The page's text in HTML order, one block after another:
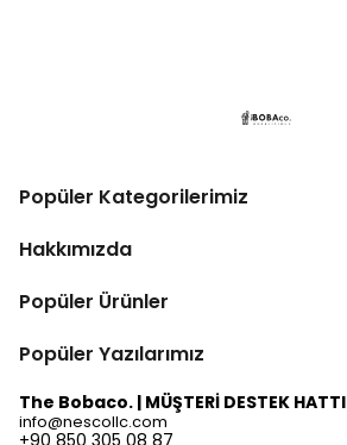
Popüler Kategorilerimiz
Hakkımızda
Popüler Ürünler
Popüler Yazılarımız
The Bobaco. | MÜŞTERİ DESTEK HATTI
info@nescollc.com
+90 850 305 08 87